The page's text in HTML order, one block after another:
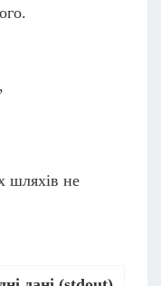
,
шляхів не